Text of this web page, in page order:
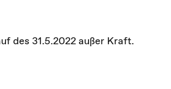
des 31.5.2022 außer Kraft.